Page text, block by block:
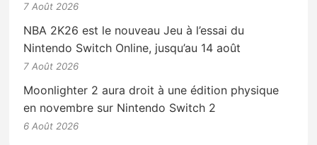
7 Août 2026
NBA 2K26 est le nouveau Jeu à l’essai du
Nintendo Switch Online, jusqu’au 14 août
7 Août 2026
Moonlighter 2 aura droit à une édition physique
en novembre sur Nintendo Switch 2
6 Août 2026